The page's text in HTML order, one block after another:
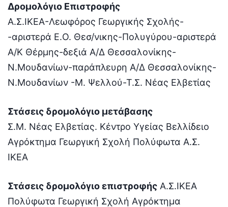
Δρομολόγιο Επιστροφής
Α.Σ.ΙΚΕΑ-Λεωφόρος Γεωργικής Σχολής-
-αριστερά Ε.Ο. Θεσ/νικης-Πολυγύρου-αριστερά
Α/Κ Θέρμης-δεξιά Α/Δ Θεσσαλονίκης-
Ν.Μουδανίων-παράπλευρη Α/Δ Θεσσαλονίκης-
Ν.Μουδανίων -Μ. Ψελλού-Τ.Σ. Νέας Ελβετίας
Στάσεις δρομολόγιο μετάβασης
Σ.M. Νέας Ελβετίας. Κέντρο Υγείας Βελλίδειο
Αγρόκτημα Γεωργική Σχολή Πολύφωτα Α.Σ.
ΙΚΕΑ
Στάσεις δρομολόγιο επιστροφής Α.Σ.ΙΚΕΑ
Πολύφωτα Γεωργική Σχολή Αγρόκτημα